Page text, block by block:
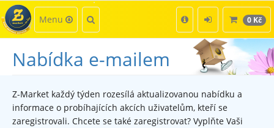
Kategorie
Menu Hledat 0 Kč
Nabídka e-mailem
Z-Market každý týden rozesílá aktualizovanou nabídku a
informace o probíhajících akcích uživatelům, kteří se
zaregistrovali. Chcete se také zaregistrovat? Vyplňte Vaši